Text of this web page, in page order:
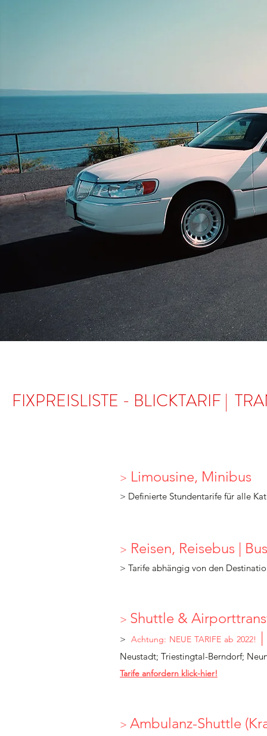
FIXPREISLISTE - BLICKTARIF |
> Limousine, Minibus
> Definierte Stundentarife für alle
> Reisen, Reisebus |
> Tarife abhängig von den
> Shuttle &
> Achtung: NEUE TARIFE ab 2022! |
Neustadt; Triestingtal-Berndorf;
Tarife anfordern klick-hier!
> Ambulanz-Shuttle